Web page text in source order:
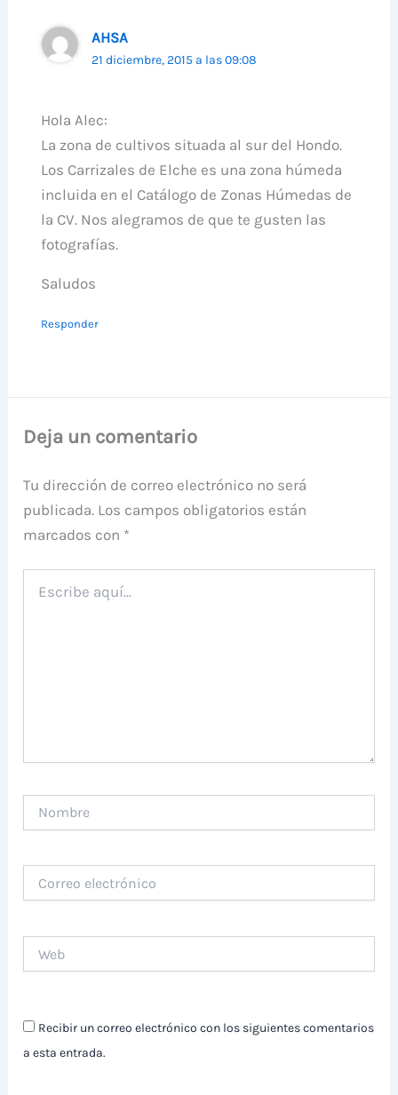
AHSA
21 diciembre, 2015 a las 09:08
Hola Alec:
La zona de cultivos situada al sur del Hondo.
Los Carrizales de Elche es una zona húmeda
incluida en el Catálogo de Zonas Húmedas de
la CV. Nos alegramos de que te gusten las
fotografías.
Saludos
Responder
Deja un comentario
Tu dirección de correo electrónico no será
publicada. Los campos obligatorios están
marcados con *
aquí...
electrónico
Recibir un correo electrónico con los siguientes comentarios
a esta entrada.